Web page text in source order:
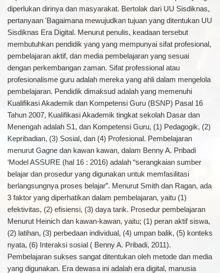
diperlukan dirinya dan masyarakat. Bertolak dari UU Sisdiknas,
pertanyaan 'Bagaimana mewujudkan tujuan yang ditentukan UU
Sisdiknas Era Digital. Menurut penulis, keadaan tersebut
membutuhkan pendidik yang yang mempunyai sifat profesional,
pembelajaran aktif, dan media pembelajaran yang sesuai
dengan perkembangan zaman. Sifat professional atau
profesionalisme guru adalah mereka yang ahli dalam mengelola
pembelajaran. Pendidik dimaksud adalah yang memenuhi
Kualifikasi Akademik dan Kompetensi Guru (BSNP) Pasal 16
Tahun 2007, Kualifikasi Akademik tingkat sekolah Dasar dan
Menengah adalah S1, dan Kompetensi Guru, (1) Pedagogik, (2)
Kepribadian, (3) Sosial, dan (4) Profesional. Pembelajaran
menurut Gagne dan kawan kawan, dalam Benny A. Pribadi
‘Model ASSURE (hal 16 : 2016) adalah “serangkaian sumber
belajar dan prosedur yang digunakan untuk memfasilitasi
berlangsungnya proses belajar”. Menurut Smith dan Ragan, ada
3 faktor yang diperhatikan dalam pembelajaran, yaitu (1)
efektivitas, (2) efisiensi, (3) daya tarik. Prosedur pembelajaran
Menurut Heinich dan kawan-kawan, yaitu; (1) peran aktif siswa,
(2) latihan, (3) perbedaan individual, (4) umpan balik, (5) konteks
nyata, (6) Interaksi sosial ( Benny A. Pribadi, 2011).
Pembelajaran sukses sangat ditentukan oleh metode dan media
yang digunakan. Era dewasa ini adalah era digital, manusia